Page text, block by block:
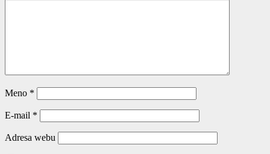
Meno *
E-mail *
Adresa webu